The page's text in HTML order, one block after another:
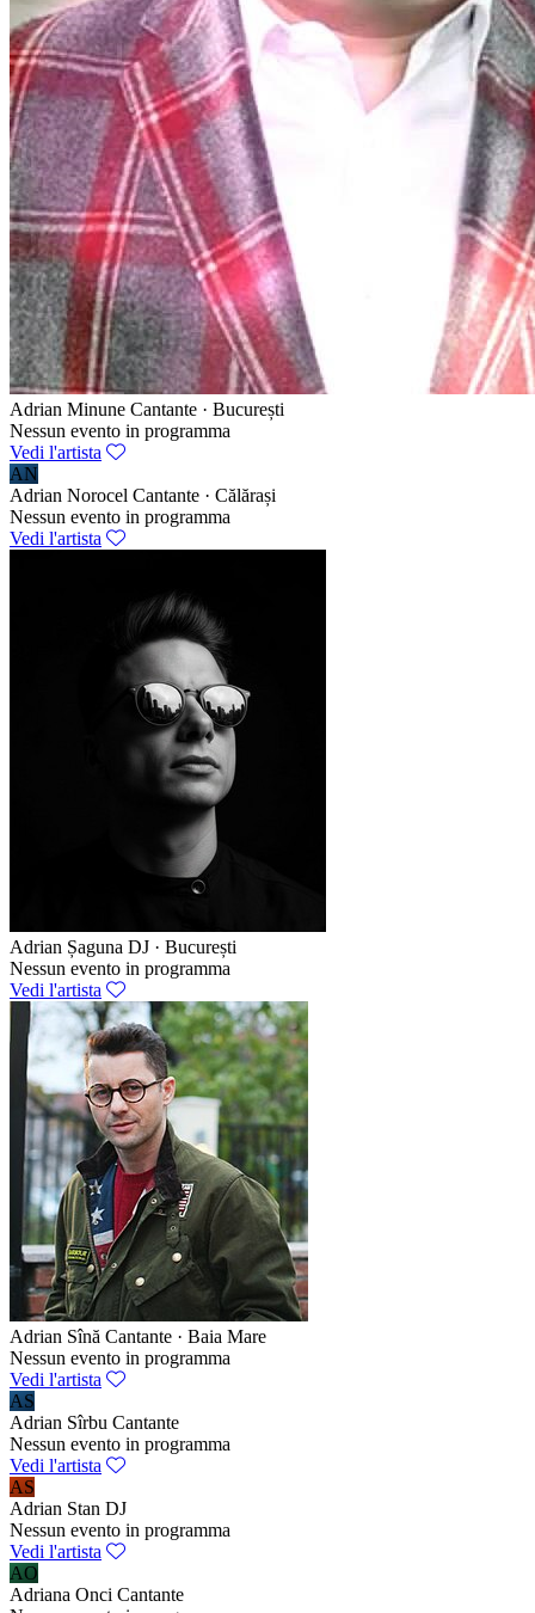
Adrian Minune Cantante · București
Nessun evento in programma
Vedi l'artista
AN
Adrian Norocel Cantante · Călărași
Nessun evento in programma
Vedi l'artista
Adrian Șaguna DJ · București
Nessun evento in programma
Vedi l'artista
Adrian Sînă Cantante · Baia Mare
Nessun evento in programma
Vedi l'artista
AS
Adrian Sîrbu Cantante
Nessun evento in programma
Vedi l'artista
AS
Adrian Stan DJ
Nessun evento in programma
Vedi l'artista
AO
Adriana Onci Cantante